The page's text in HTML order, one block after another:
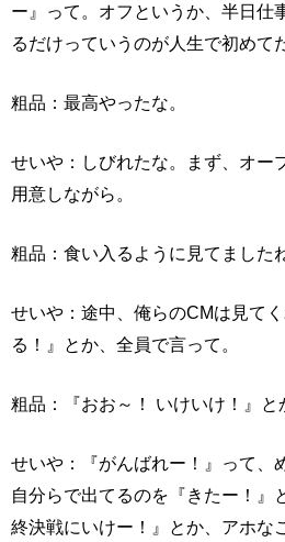
ー』って。オフというか、半日仕
るだけっていうのが人生で初めて
粗品：最高やったな。
せいや：しびれたな。まず、オー
用意しながら。
粗品：食い入るように見てました
せいや：途中、俺らのCMは見て
る！』とか、全員で言って。
粗品：『おお～！ いけいけ！』と
せいや：『がんばれー！』って、
自分らで出てるのを『きたー！』
終決戦にいけー！』とか、アホな